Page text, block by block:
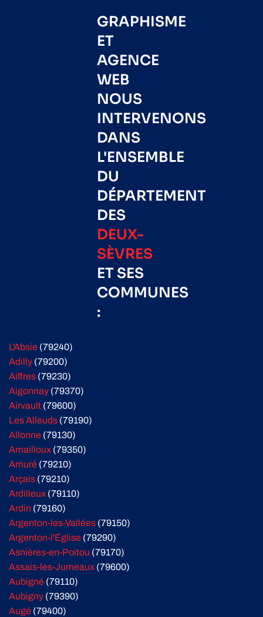
GRAPHISME
ET
AGENCE
WEB
NOUS
INTERVENONS
DANS
L'ENSEMBLE
DU
DÉPARTEMENT
DES
DEUX-
SÈVRES
ET SES
COMMUNES
:
L'Absie (79240)
Adilly (79200)
Aiffres (79230)
Aigonnay (79370)
Airvault (79600)
Les Alleuds (79190)
Allonne (79130)
Amailloux (79350)
Amuré (79210)
Arçais (79210)
Ardilleux (79110)
Ardin (79160)
Argenton-les-Vallées (79150)
Argenton-l'Église (79290)
Asnières-en-Poitou (79170)
Assais-les-Jumeaux (79600)
Aubigné (79110)
Aubigny (79390)
Augé (79400)